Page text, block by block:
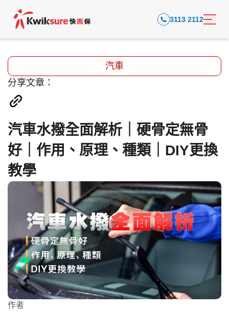
3113 2112
汽車
分享文章：
汽車水撥全面解析｜硬骨定無骨
好｜作用、原理、種類｜DIY更換
教學
作者